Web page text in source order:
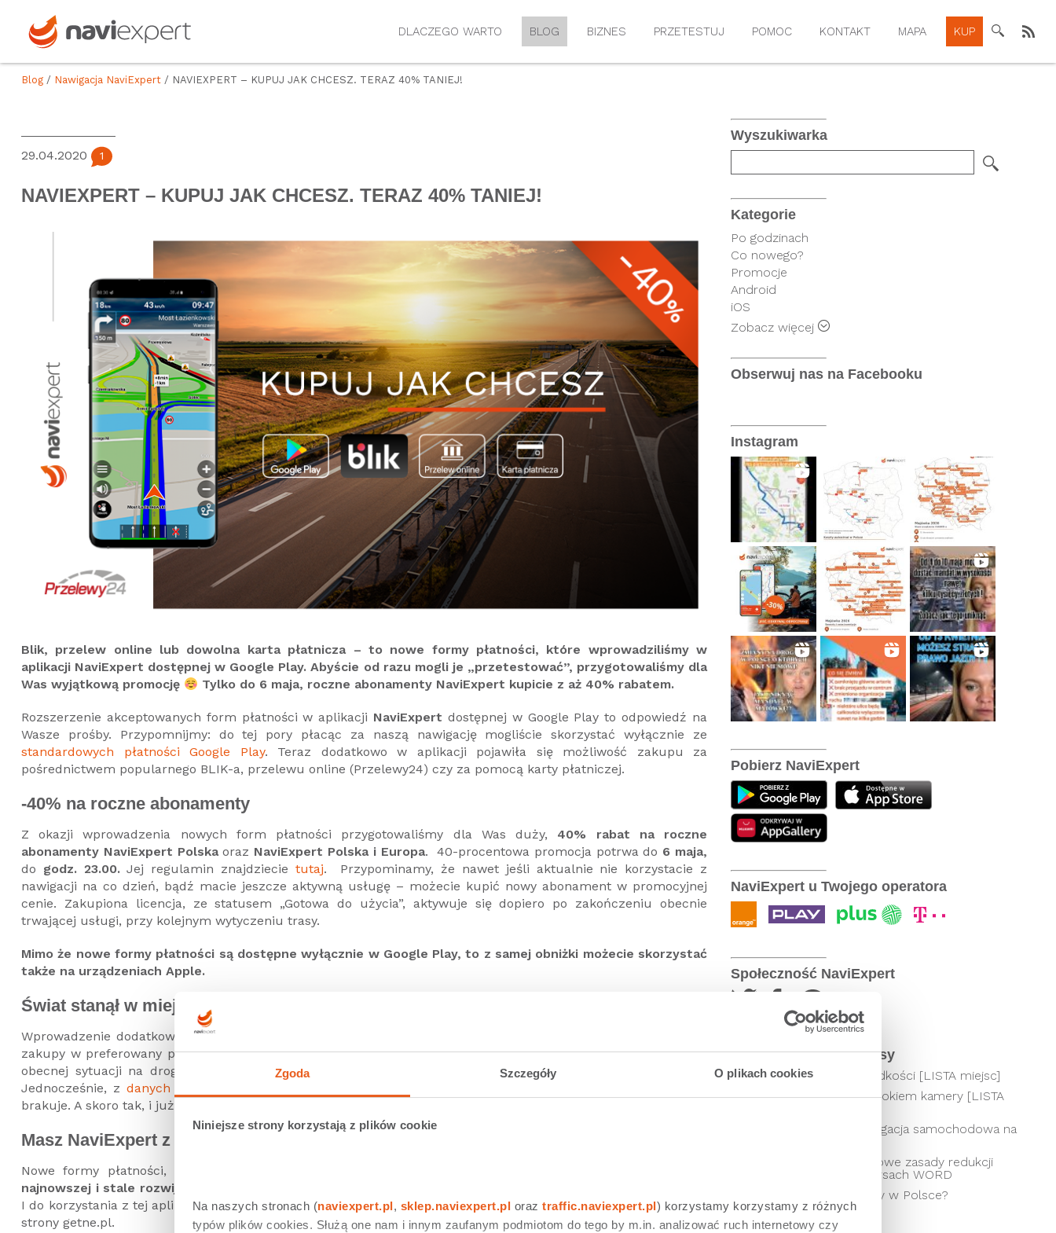
Zgoda Szczegóły O plikach cookies
Niniejsze strony korzystają z plików cookie
Na naszych stronach (naviexpert.pl, sklep.naviexpert.pl oraz traffic.naviexpert.pl) korzystamy korzystamy z różnych
typów plików cookies. Służą one nam i innym zaufanym podmiotom do tego by m.in. analizować ruch internetowy czy
DLACZEGO WARTO BLOG BIZNES PRZETESTUJ POMOC KONTAKT MAPA KUP
Blog / Nawigacja NaviExpert / NAVIEXPERT – KUPUJ JAK CHCESZ. TERAZ 40% TANIEJ!
29.04.2020 1
NAVIEXPERT – KUPUJ JAK CHCESZ. TERAZ 40% TANIEJ!
Blik, przelew online lub dowolna karta płatnicza – to nowe formy płatności, które wprowadziliśmy w
aplikacji NaviExpert dostępnej w Google Play. Abyście od razu mogli je „przetestować”, przygotowaliśmy dla
Was wyjątkową promocję
Tylko do 6 maja, roczne abonamenty NaviExpert kupicie z aż 40% rabatem.
Rozszerzenie akceptowanych form płatności w aplikacji NaviExpert dostępnej w Google Play to odpowiedź na
Wasze prośby. Przypomnijmy: do tej pory płacąc za naszą nawigację mogliście skorzystać wyłącznie ze
standardowych płatności Google Play. Teraz dodatkowo w aplikacji pojawiła się możliwość zakupu za
pośrednictwem popularnego BLIK-a, przelewu online (Przelewy24) czy za pomocą karty płatniczej.
-40% na roczne abonamenty
Z okazji wprowadzenia nowych form płatności przygotowaliśmy dla Was duży, 40% rabat na roczne
abonamenty NaviExpert Polskaoraz NaviExpert Polska i Europa. 40-procentowa promocja potrwa do 6 maja,
do godz. 23.00.Jej regulamin znajdziecie tutaj. Przypominamy, że nawet jeśli aktualnie nie korzystacie z
nawigacji na co dzień, bądź macie jeszcze aktywną usługę – możecie kupić nowy abonament w promocyjnej
cenie. Zakupiona licencja, ze statusem „Gotowa do użycia”, aktywuje się dopiero po zakończeniu obecnie
trwającej usługi, przy kolejnym wytyczeniu trasy.
Mimo że nowe formy płatności są dostępne wyłącznie w Google Play, to z samej obniżki możecie skorzystać
także na urządzeniach Apple.
Świat stanął w miejscu? Tylko pozornie
Wprowadzenie dodatkowych metod płatności w aplikacji to przede wszystkim umożliwienie Wam płacenia za
zakupy w preferowany przez Was sposób. Hasło promocji „kupuj jak chcesz” – to jednak także odniesienie do
obecnej sytuacji na drogach. W związku z pandemią, niezmiennie zachęcamy Was do pozostania w domu.
Jednocześnie, z danych o ruchu
brakuje. A skoro tak, i już musicie podróżować – to teraz możecie to robić wygodniej i 40% taniej.
Masz NaviExpert z getne.pl? Przejdź do Google Play!
Nowe formy płatności, faktura VAT na życzenie, wyjątkowa promocja oraz przede wszystkim
najnowszej i stale rozwijanej wersji aplikacji
I do korzystania z tej aplikacji Was zachęcamy – także jeśli do tej pory korzystaliście z NaviExpert pobranego ze
strony getne.pl.
Wyszukiwarka
Kategorie
Po godzinach
Co nowego?
Promocje
Android
iOS
Rysiek
Telematyka
Wersje operatorskie
Zobacz więcej
Obserwuj nas na Facebooku
Instagram
Pobierz NaviExpert
NaviExpert u Twojego operatora
Społeczność NaviExpert
Najpopularniejsze wpisy
Odcinkowy pomiar prędkości [LISTA miejsc]
Kierowcy pod czujnym okiem kamery [LISTA
Jaka jest najlepsza nawigacja samochodowa na
Punkty karne 2026 – nowe zasady redukcji
punktów i zmiany w kursach WORD
Jak płacić za autostrady w Polsce?